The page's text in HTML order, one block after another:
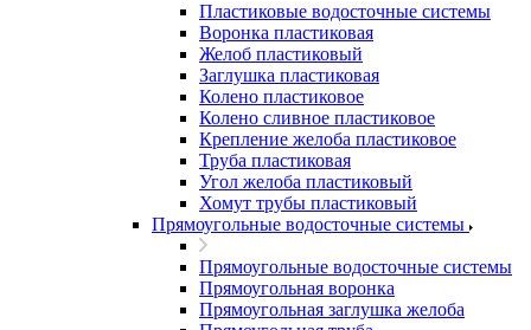
Пластиковые водосточные системы
Воронка пластиковая
Желоб пластиковый
Заглушка пластиковая
Колено пластиковое
Колено сливное пластиковое
Крепление желоба пластиковое
Труба пластиковая
Угол желоба пластиковый
Хомут трубы пластиковый
Прямоугольные водосточные системы
Прямоугольные водосточные системы
Прямоугольная воронка
Прямоугольная заглушка желоба